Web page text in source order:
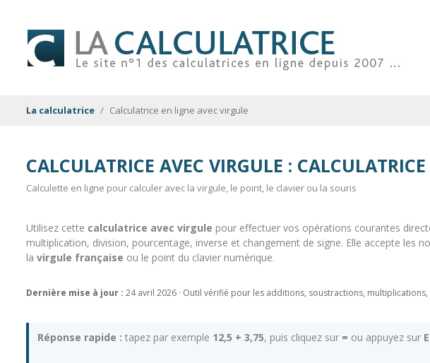
La calculatrice Calculatrice en ligne avec virgule
CALCULATRICE AVEC VIRGULE :
Calculette en ligne pour calculer avec la virgule, le point, le clavier ou la souris
Utilisez cette calculatrice avec virgule pour effectuer vos opérations courantes
multiplication, division, pourcentage, inverse et changement de signe. Elle accepte les
la virgule française ou le point du clavier numérique.
Dernière mise à jour : 24 avril 2026 · Outil vérifié pour les additions, soustractions,
Réponse rapide : tapez par exemple 12,5 + 3,75, puis cliquez sur = ou appuyez sur